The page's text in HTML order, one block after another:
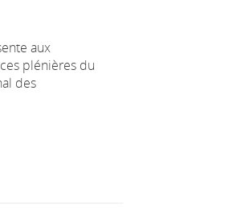
aux
plénières du
des